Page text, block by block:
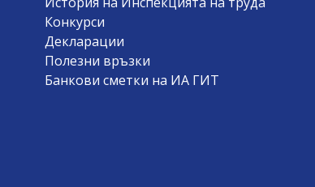
отворите
достъпност
Конкурси
Декларации
Полезни връзки
Банкови сметки на ИА ГИТ